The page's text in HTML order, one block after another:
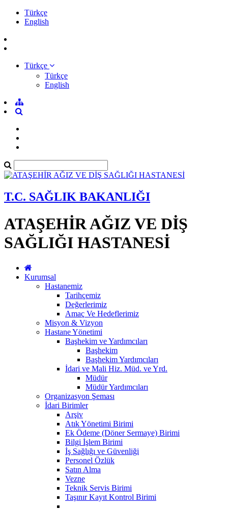
Türkçe
English
Türkçe
Türkçe
English
T.C. SAĞLIK BAKANLIĞI
ATAŞEHİR AĞIZ VE DİŞ
SAĞLIĞI HASTANESİ
Kurumsal
Hastanemiz
Tarihçemiz
Değerlerimiz
Amaç Ve Hedeflerimiz
Misyon & Vizyon
Hastane Yönetimi
Başhekim ve Yardımcıları
Başhekim
Başhekim Yardımcıları
İdari ve Mali Hiz. Müd. ve Yrd.
Müdür
Müdür Yardımcıları
Organizasyon Şeması
İdari Birimler
Arşiv
Atık Yönetimi Birimi
Ek Ödeme (Döner Sermaye) Birimi
Bilgi İşlem Birimi
İş Sağlığı ve Güvenliği
Personel Özlük
Satın Alma
Vezne
Teknik Servis Birimi
Taşınır Kayıt Kontrol Birimi